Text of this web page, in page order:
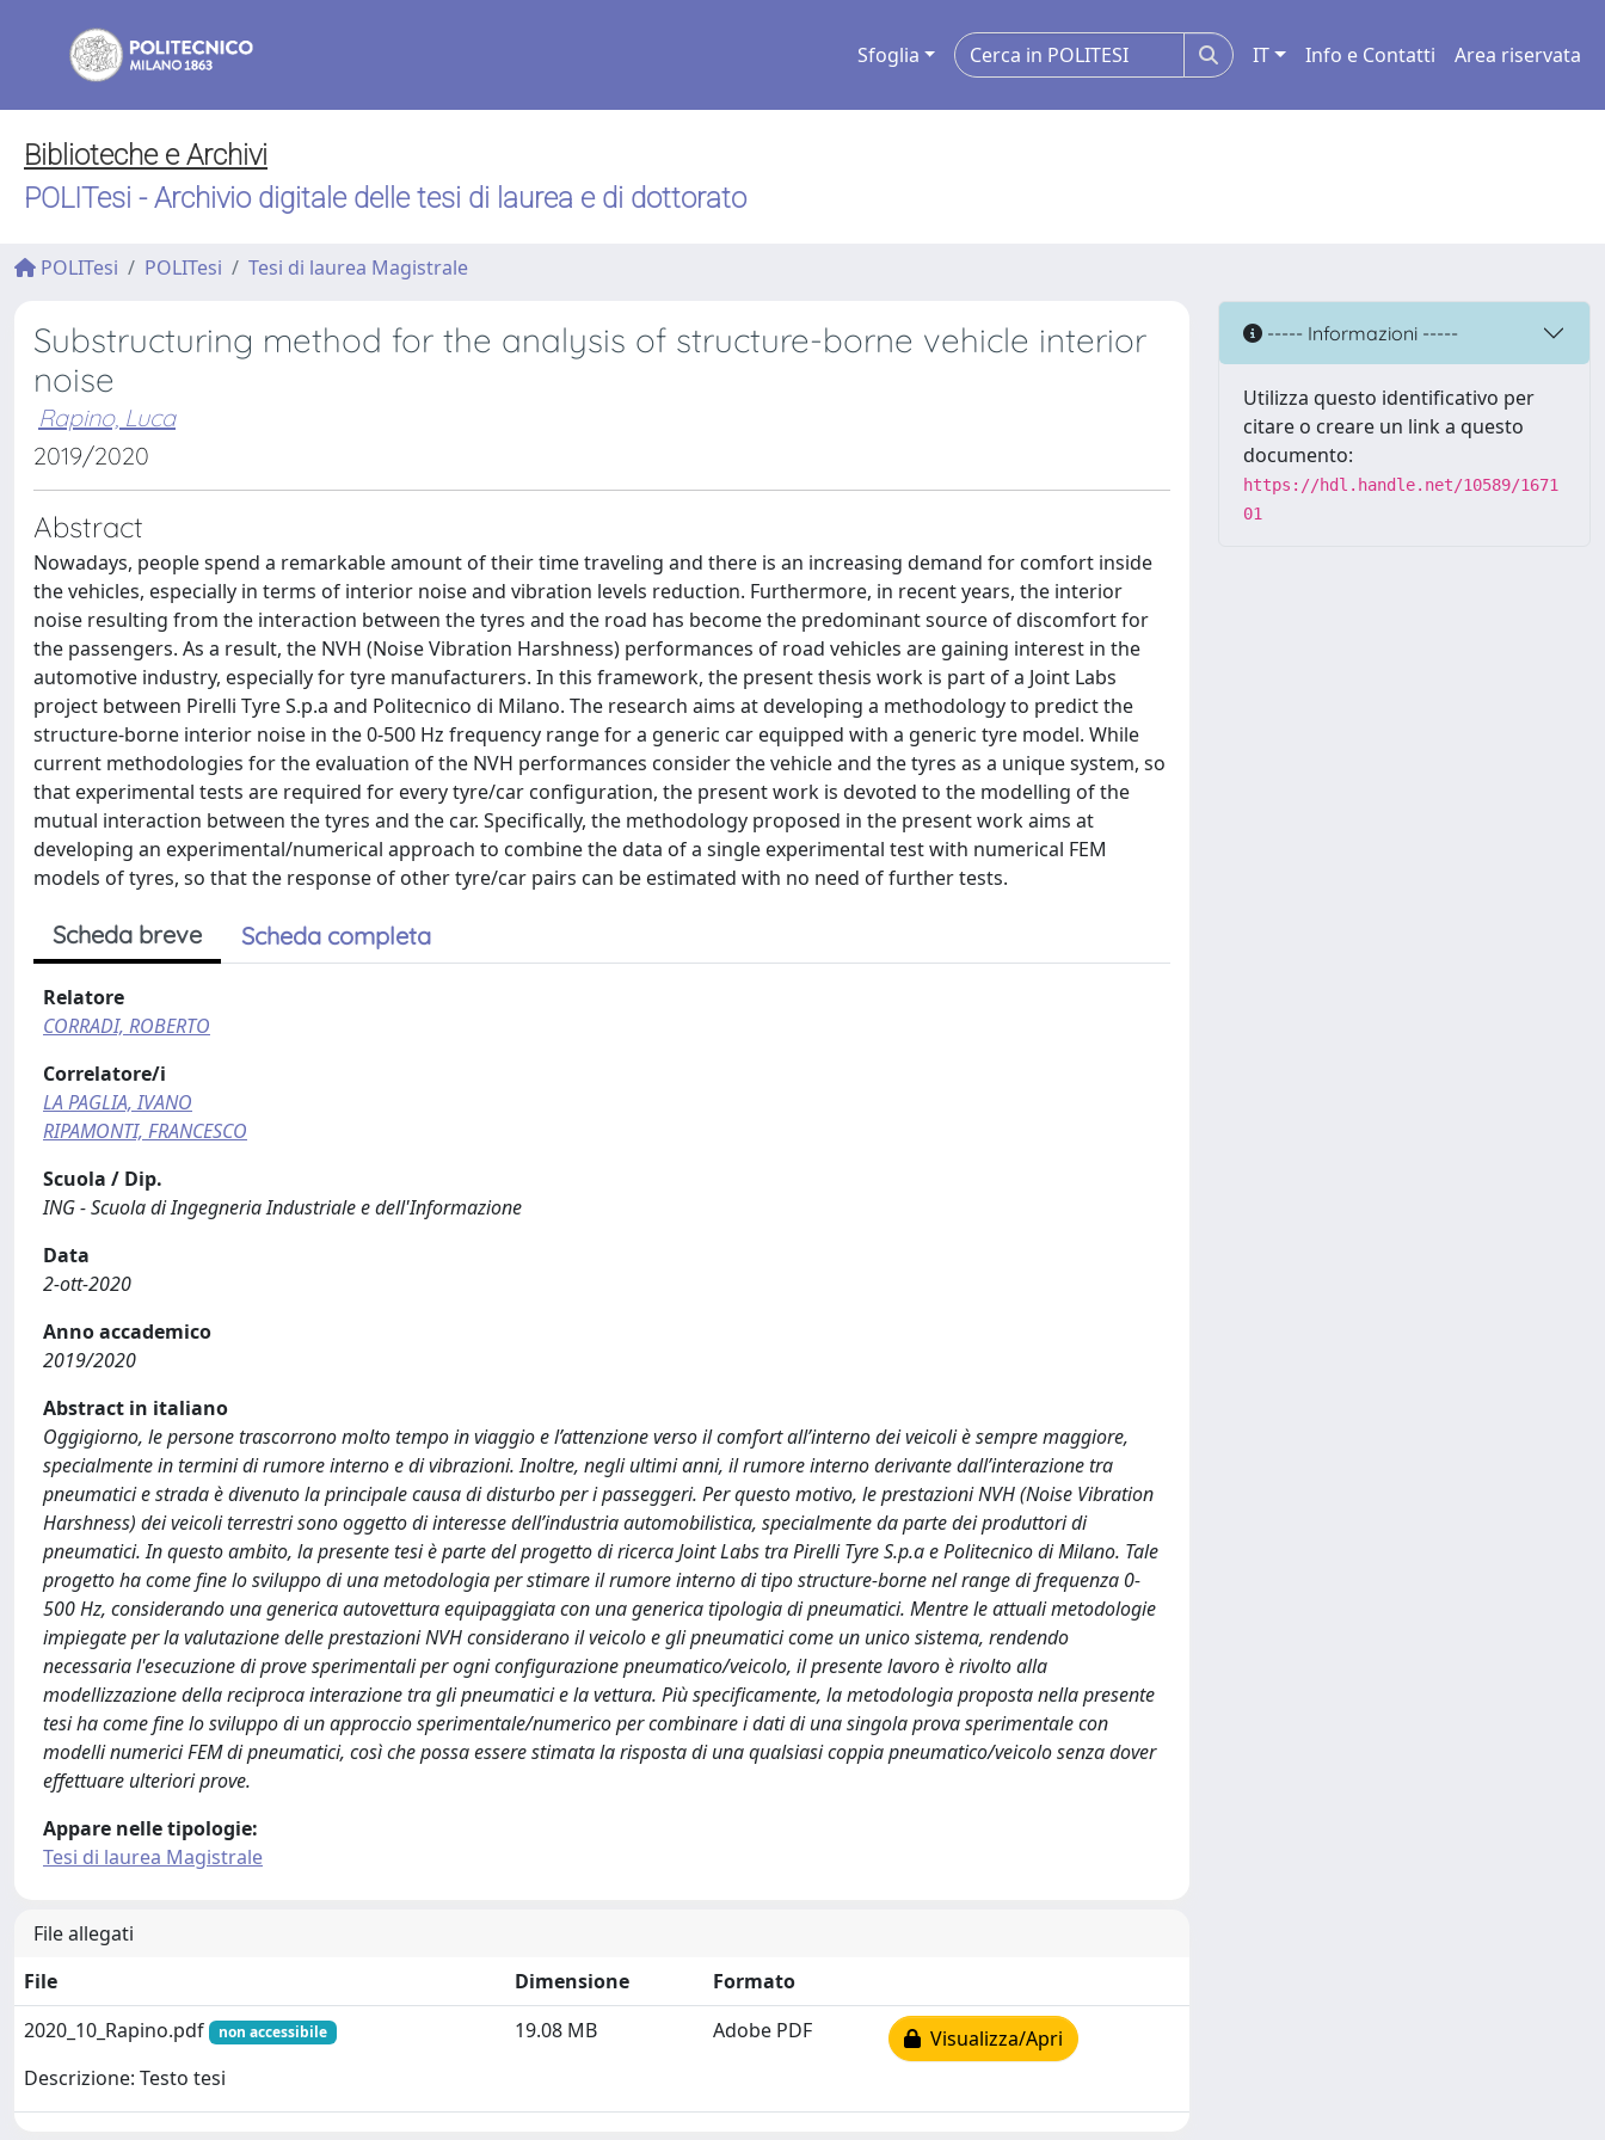
Sfoglia IT Info e Contatti Area riservata
Biblioteche e Archivi
POLITesi - Archivio digitale delle tesi di laurea e di dottorato
POLITesi POLITesi Tesi di laurea Magistrale
Substructuring method for the analysis of structure-borne vehicle interior
noise
Rapino, Luca
2019/2020
Abstract
Nowadays, people spend a remarkable amount of their time traveling and there is an increasing demand for comfort inside
the vehicles, especially in terms of interior noise and vibration levels reduction. Furthermore, in recent years, the interior
noise resulting from the interaction between the tyres and the road has become the predominant source of discomfort for
the passengers. As a result, the NVH (Noise Vibration Harshness) performances of road vehicles are gaining interest in the
automotive industry, especially for tyre manufacturers. In this framework, the present thesis work is part of a Joint Labs
project between Pirelli Tyre S.p.a and Politecnico di Milano. The research aims at developing a methodology to predict the
structure-borne interior noise in the 0-500 Hz frequency range for a generic car equipped with a generic tyre model. While
current methodologies for the evaluation of the NVH performances consider the vehicle and the tyres as a unique system, so
that experimental tests are required for every tyre/car configuration, the present work is devoted to the modelling of the
mutual interaction between the tyres and the car. Specifically, the methodology proposed in the present work aims at
developing an experimental/numerical approach to combine the data of a single experimental test with numerical FEM
models of tyres, so that the response of other tyre/car pairs can be estimated with no need of further tests.
Scheda breve Scheda completa
Relatore
CORRADI, ROBERTO
Correlatore/i
LA PAGLIA, IVANO
RIPAMONTI, FRANCESCO
Scuola / Dip.
ING - Scuola di Ingegneria Industriale e dell'Informazione
Data
2-ott-2020
Anno accademico
2019/2020
Abstract in italiano
Oggigiorno, le persone trascorrono molto tempo in viaggio e l’attenzione verso il comfort all’interno dei veicoli è sempre maggiore,
specialmente in termini di rumore interno e di vibrazioni. Inoltre, negli ultimi anni, il rumore interno derivante dall’interazione tra
pneumatici e strada è divenuto la principale causa di disturbo per i passeggeri. Per questo motivo, le prestazioni NVH (Noise Vibration
Harshness) dei veicoli terrestri sono oggetto di interesse dell’industria automobilistica, specialmente da parte dei produttori di
pneumatici. In questo ambito, la presente tesi è parte del progetto di ricerca Joint Labs tra Pirelli Tyre S.p.a e Politecnico di Milano. Tale
progetto ha come fine lo sviluppo di una metodologia per stimare il rumore interno di tipo structure-borne nel range di frequenza 0-
500 Hz, considerando una generica autovettura equipaggiata con una generica tipologia di pneumatici. Mentre le attuali metodologie
impiegate per la valutazione delle prestazioni NVH considerano il veicolo e gli pneumatici come un unico sistema, rendendo
necessaria l'esecuzione di prove sperimentali per ogni configurazione pneumatico/veicolo, il presente lavoro è rivolto alla
modellizzazione della reciproca interazione tra gli pneumatici e la vettura. Più specificamente, la metodologia proposta nella presente
tesi ha come fine lo sviluppo di un approccio sperimentale/numerico per combinare i dati di una singola prova sperimentale con
modelli numerici FEM di pneumatici, così che possa essere stimata la risposta di una qualsiasi coppia pneumatico/veicolo senza dover
effettuare ulteriori prove.
Appare nelle tipologie:
Tesi di laurea Magistrale
File allegati
File
Dimensione
Formato
2020_10_Rapino.pdf
non accessibile
Descrizione: Testo tesi
19.08 MB Adobe PDF Visualizza/Apri
----- Informazioni -----
Utilizza questo identificativo per
citare o creare un link a questo
documento:
https://hdl.handle.net/10589/1671
01